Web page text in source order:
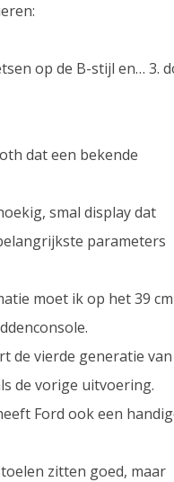
op de B-stijl en… 3.
dat een bekende
smal display dat
parameters
moet ik op het 39 cm
de vierde generatie
de vorige uitvoering.
Ford ook een
zitten goed, maar